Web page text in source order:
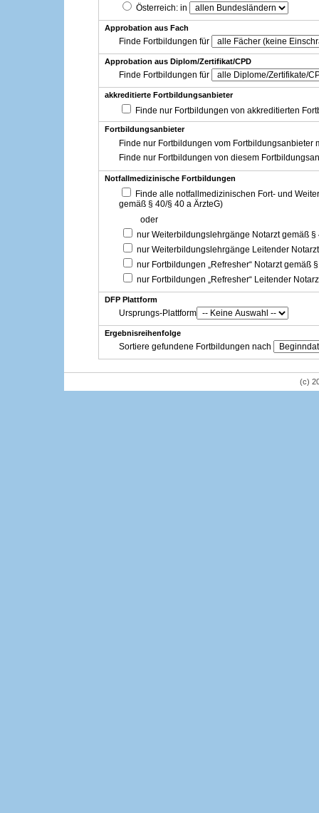
Österreich: in
Approbation aus Fach
Finde Fortbildungen für
Approbation aus Diplom/Zertifikat/CPD
Finde Fortbildungen für
akkreditierte Fortbildungsanbieter
Finde nur Fortbildungen von akkreditierten
Fortbildungsanbieter
Finde nur Fortbildungen vom Fortbildungsanbieter
Finde nur Fortbildungen von diesem
Notfallmedizinische Fortbildungen
Finde alle notfallmedizinischen Fort- und
gemäß § 40/§ 40 a ÄrzteG)
oder
nur Weiterbildungslehrgänge Notarzt gemäß §
nur Weiterbildungslehrgänge Leitender
nur Fortbildungen „Refresher“ Notarzt gemäß
nur Fortbildungen „Refresher“ Leitender
DFP Plattform
Ursprungs-Plattform
Ergebnisreihenfolge
Sortiere gefundene Fortbildungen nach
(c)